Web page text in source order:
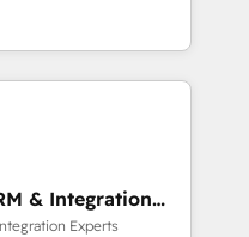
predictive
we turn data into
advantage.
align your leadership
predictable
and Story to stop
debt setup
7 HubSpot
& Integration
Experts